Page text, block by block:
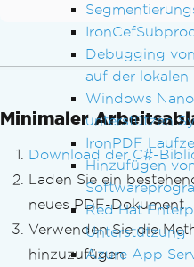
Debugging
auf der lokalen
Windows
unterstützen
IronPDF
Hinzufügen
Red Hat
Unterstützung
Azure App
Minimaler
Download der C#-
Laden Sie ein
neues PDF-Dokument
Verwenden Sie die
hinzuzufügen